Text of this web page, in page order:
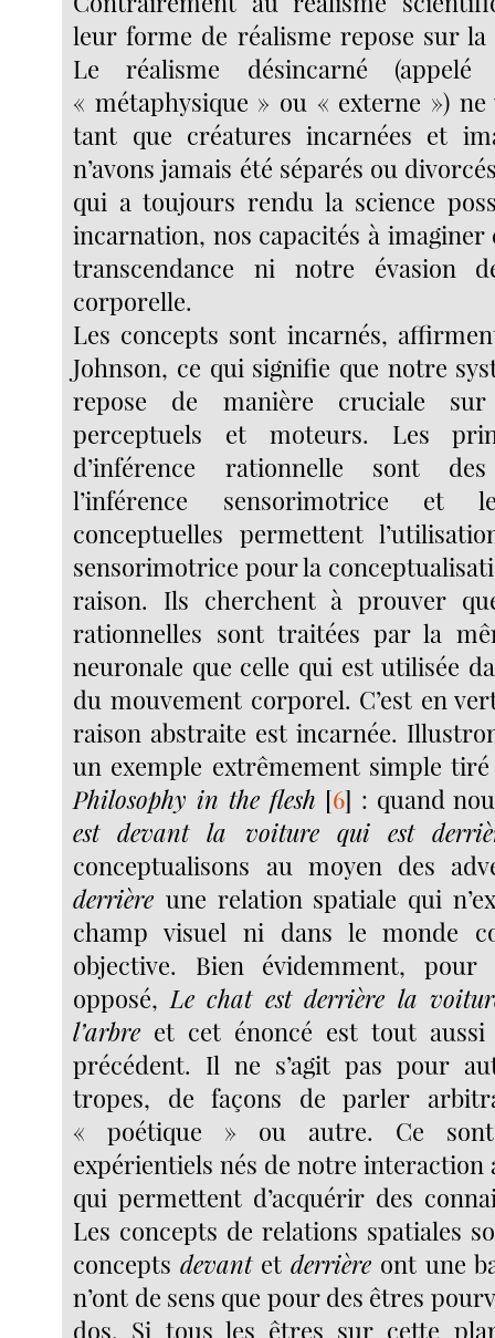
leur forme de réalisme repose sur la
Le réalisme désincarné (appelé
« métaphysique » ou « externe »)
tant que créatures incarnées et
n’avons jamais été séparés ou
qui a toujours rendu la science
incarnation, nos capacités à
transcendance ni notre évasion
corporelle.
Les concepts sont incarnés,
Johnson, ce qui signifie que notre
repose de manière cruciale sur
perceptuels et moteurs. Les
d’inférence rationnelle sont
l’inférence sensorimotrice et
conceptuelles permettent
sensorimotrice pour la
raison. Ils cherchent à prouver
rationnelles sont traitées par la
neuronale que celle qui est utilisée
du mouvement corporel. C’est en
raison abstraite est incarnée.
un exemple extrêmement simple
Philosophy in the flesh [6] : quand
est devant la voiture qui est
conceptualisons au moyen des
derrière une relation spatiale qui
champ visuel ni dans le monde
objective. Bien évidemment, pour
opposé, Le chat est derrière la
l’arbre et cet énoncé est tout
précédent. Il ne s’agit pas pour
tropes, de façons de parler
« poétique » ou autre. Ce
expérientiels nés de notre interaction
qui permettent d’acquérir des
Les concepts de relations spatiales
conceptsdevantet derrièreont une
n’ont de sens que pour des êtres
dos. Si tous les êtres sur cette